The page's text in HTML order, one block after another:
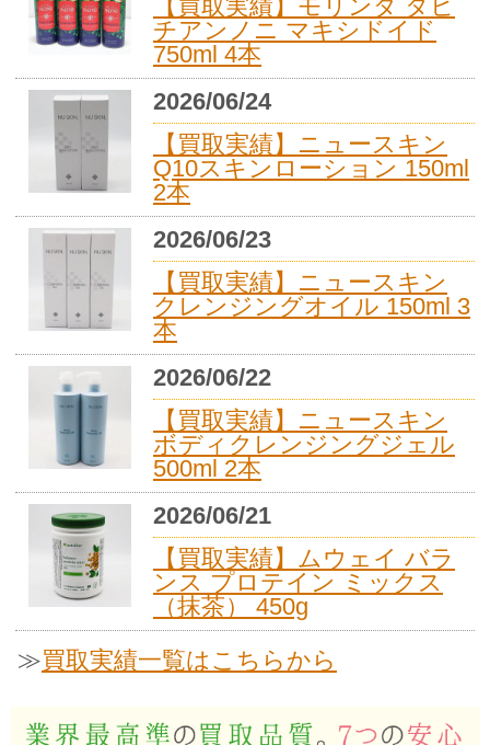
【買取実績】モリンダ タヒ
チアンノニ マキシドイド
750ml 4本
2026/06/24
【買取実績】ニュースキン
Q10スキンローション 150ml
2本
2026/06/23
【買取実績】ニュースキン
クレンジングオイル 150ml 3
本
2026/06/22
【買取実績】ニュースキン
ボディクレンジングジェル
500ml 2本
2026/06/21
【買取実績】ムウェイ バラ
ンス プロテイン ミックス
（抹茶） 450g
≫買取実績一覧はこちらから